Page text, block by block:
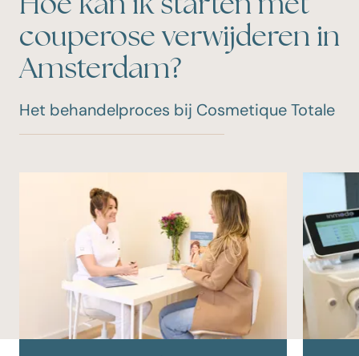
couperose verwijderen in
Amsterdam?
Het behandelproces bij Cosmetique Totale